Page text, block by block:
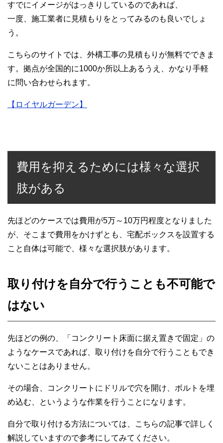
すでにイメージがはっきりしているのであれば、
一度、施工業者に見積もりをとってみるのも良いでしょ
う。
こちらのサイトでは、外構工事の見積もりが無料でできま
す。拠点が全国的に1000か所以上あるうえ、かなり手軽
に問い合わせられます。
【ロイヤルガーデン】
費用を抑えるためには様々な選択
肢がある
先ほどのケースでは費用が5万～10万円程度となりました
が、そこまで費用をかけずとも、宅配ボックスを設置する
こと自体は可能で、様々な選択肢があります。
取り付けを自分で行うことも不可能で
はない
先ほどの例の、「コンクリート床面に据え置きで固定」の
ようなケースであれば、取り付けを自分で行うこともでき
ないことはありません。
その場合、コンクリートにドリルで穴を開け、ボルトを埋
め込む、というような作業を行うことになります。
自分で取り付ける方法については、こちらの記事で詳しく
解説していますので参考にしてみてください。